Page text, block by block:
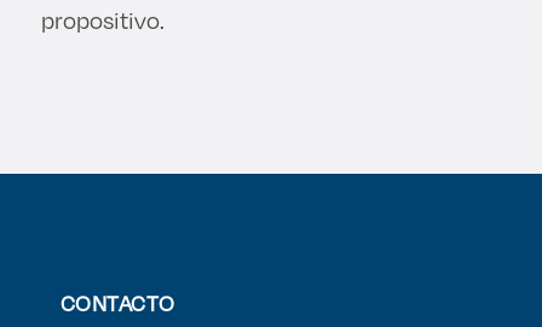
propositivo.
CONTACTO